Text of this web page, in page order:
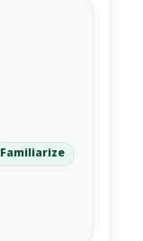
Familiarize